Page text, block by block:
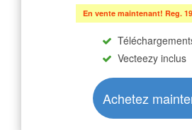
En vente maintenant! Reg.
Vecteezy inclus
Achetez